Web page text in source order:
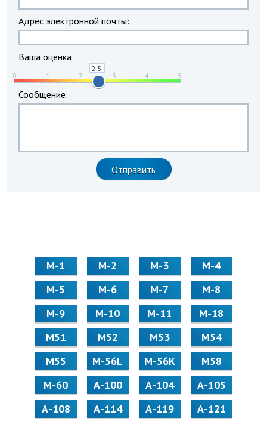
Адрес электронной почты:
Ваша оценка
Сообщение:
М-1 М-2 М-3
М-4
М-5
М-6 М-7
М-8
М-9
М-10 М-11
М-18
М51
М52 М53
М54
М55
M-56L M-56K
М58
M-60
А-100 А-104
А-105
А-108
А-114 А-119
А-121